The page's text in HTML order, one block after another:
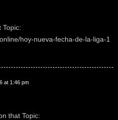
hoy-nueva-fecha-de-la-liga-1
at 1:46 pm
that Topic: